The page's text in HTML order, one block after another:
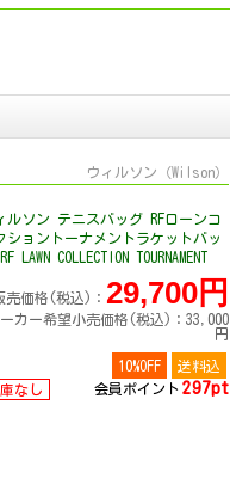
ウィルソン（Wilson）
ルソン テニスバッグ RFローンコ
ショントーナメントラケットバッ
LAWN COLLECTION TOURNAMENT
売価格(税込)： 29,700円
ーカー希望小売価格(税込)：33,000
円
10%OFF
送料込
なし
会員ポイント 297pt